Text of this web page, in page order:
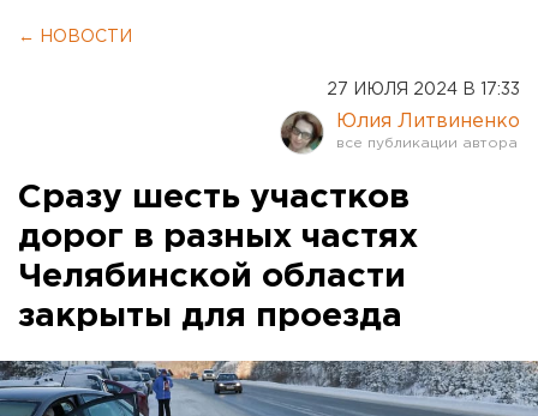
← НОВОСТИ
27 ИЮЛЯ 2024 В 17:33
Юлия Литвиненко
Сразу шесть участков
дорог в разных частях
Челябинской области
закрыты для проезда